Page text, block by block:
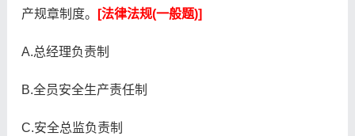
产规章制度。
[法律法规(一般题)]
A.总经理负责制
B.全员安全生产责任制
C.安全总监负责制